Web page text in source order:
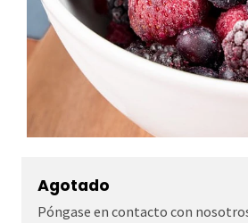
Agotado
Póngase en contacto con